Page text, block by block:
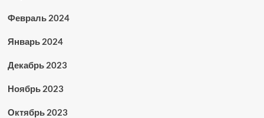
Февраль 2024
Январь 2024
Декабрь 2023
Ноябрь 2023
Октябрь 2023